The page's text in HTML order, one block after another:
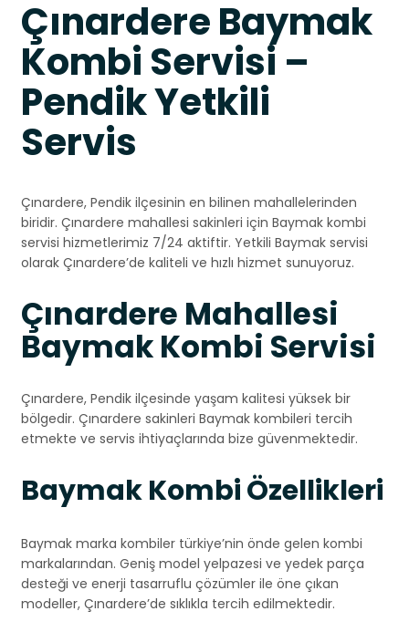
Çınardere Baymak
Kombi Servisi –
Pendik Yetkili
Servis
Çınardere, Pendik ilçesinin en bilinen mahallelerinden
biridir. Çınardere mahallesi sakinleri için Baymak kombi
servisi hizmetlerimiz 7/24 aktiftir. Yetkili Baymak servisi
olarak Çınardere’de kaliteli ve hızlı hizmet sunuyoruz.
Çınardere Mahallesi
Baymak Kombi Servisi
Çınardere, Pendik ilçesinde yaşam kalitesi yüksek bir
bölgedir. Çınardere sakinleri Baymak kombileri tercih
etmekte ve servis ihtiyaçlarında bize güvenmektedir.
Baymak Kombi Özellikleri
Baymak marka kombiler türkiye’nin önde gelen kombi
markalarından. Geniş model yelpazesi ve yedek parça
desteği ve enerji tasarruflu çözümler ile öne çıkan
modeller, Çınardere’de sıklıkla tercih edilmektedir.